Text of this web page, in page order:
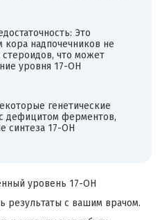
Это
кора надпочечников не
стероидов, что может
уровня 17-ОН
генетические
дефицитом ферментов,
синтеза 17-ОН
уровень 17-ОН
результаты с вашим врачом.